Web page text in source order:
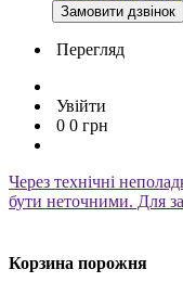
Замовити дзвінок
Перегляд
Увійти
0 0 грн
Через технічні
бути неточними. Для
Корзина порожня